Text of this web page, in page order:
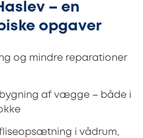
– en
opgaver
og mindre reparationer
af vægge – både i
i vådrum,